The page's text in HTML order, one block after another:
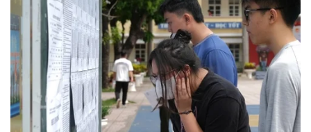
Khởi nghiệp
Tiêu dùng
Tỷ giá
Chứng khoán
Giá cà phê